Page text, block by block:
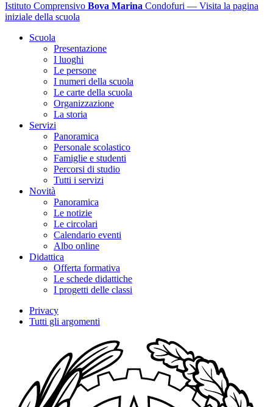
Istituto Comprensivo Bova Marina Condofuri — Visita la pagina
iniziale della scuola
Scuola
Presentazione
I luoghi
Le persone
I numeri della scuola
Le carte della scuola
Organizzazione
La storia
Servizi
Panoramica
Personale scolastico
Famiglie e studenti
Percorsi di studio
Tutti i servizi
Novità
Panoramica
Le notizie
Le circolari
Calendario eventi
Albo online
Didattica
Offerta formativa
Le schede didattiche
I progetti delle classi
Privacy
Tutti gli argomenti